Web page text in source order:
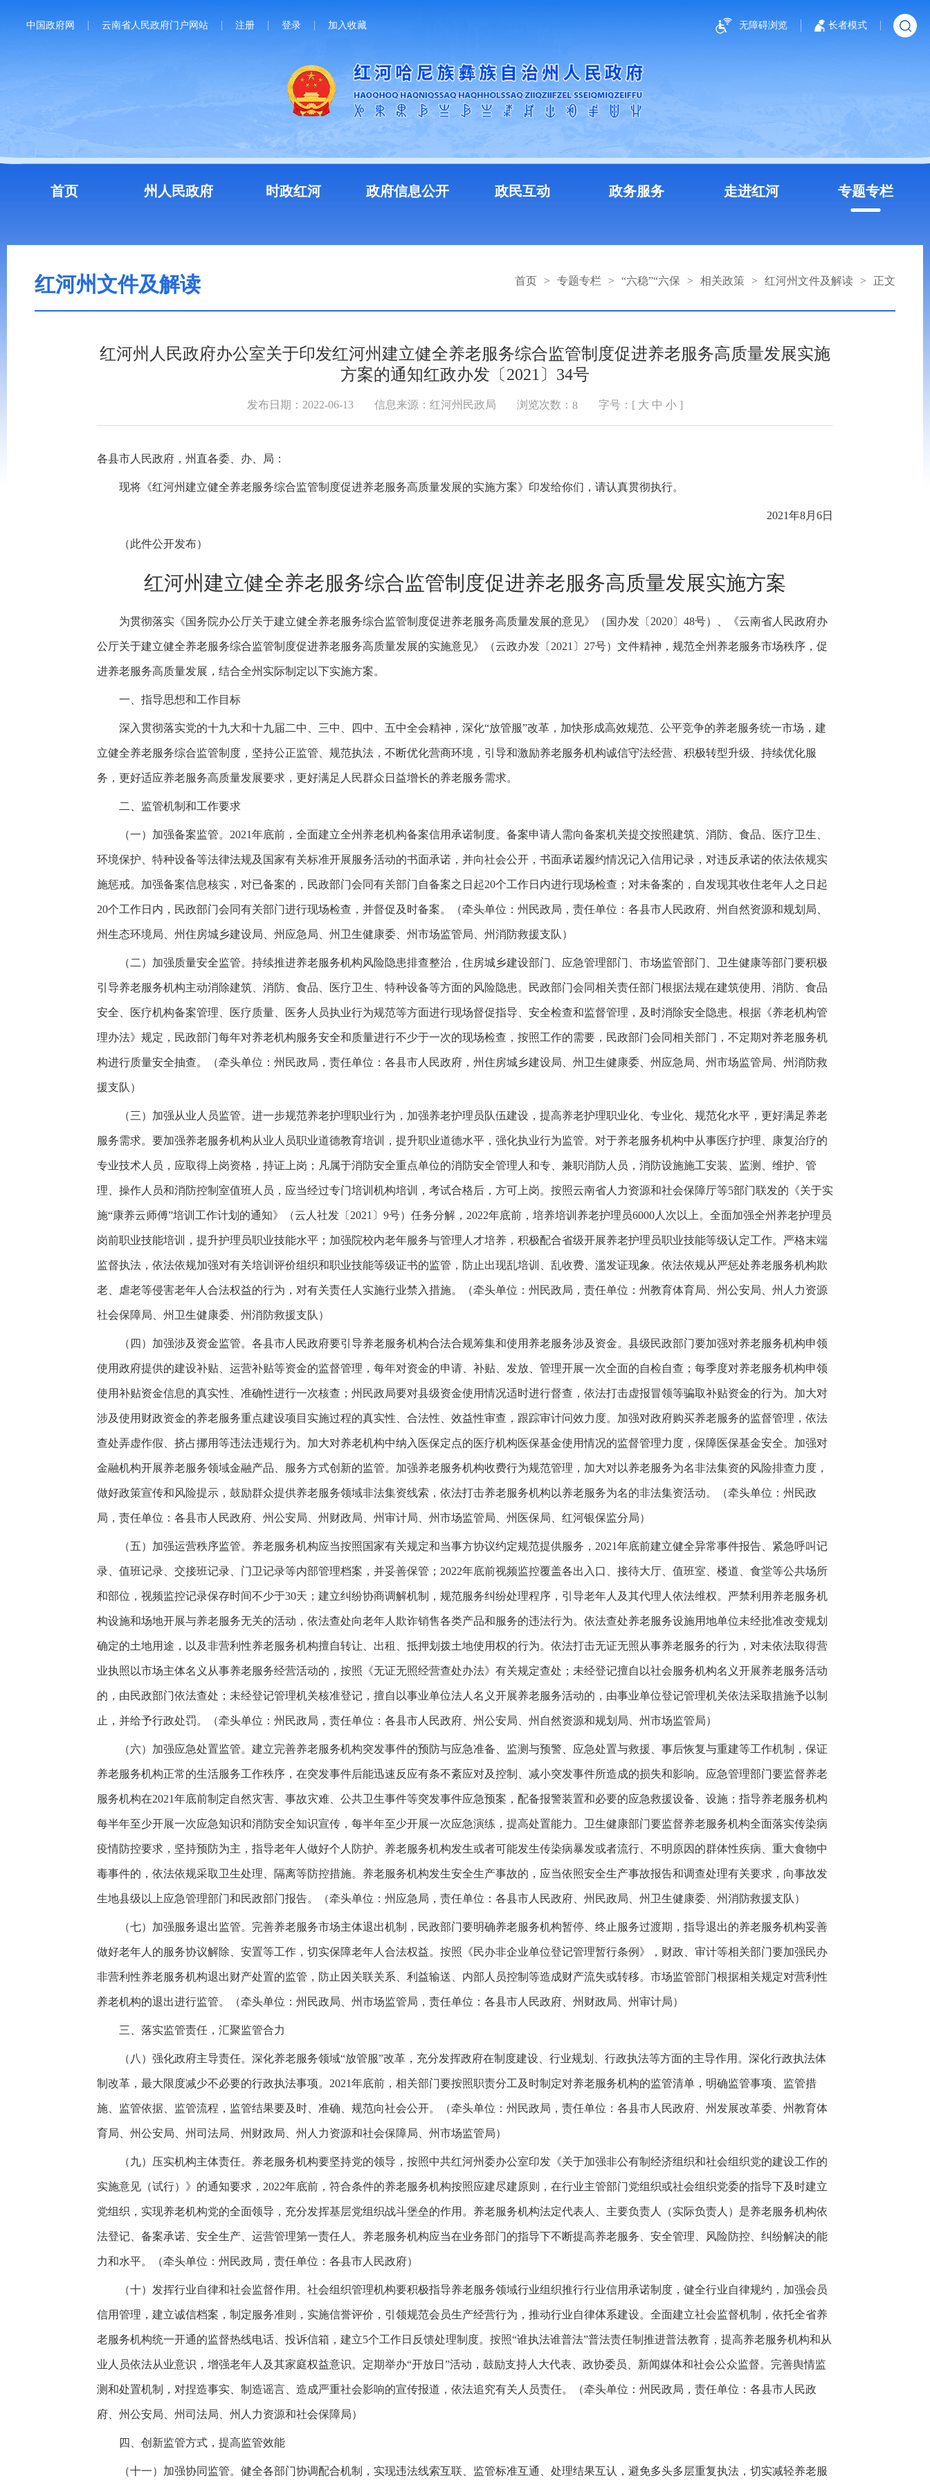
中国政府网 云南省人民政府门户网站 注册 登录 加入收藏 无障碍浏览 长者模式
首页 州人民政府 时政红河 政府信息公开 政民互动 政务服务 走进红河 专题专栏
红河州文件及解读 首页 > 专题专栏 > “六稳”“六保 > 相关政策 > 红河州文件及解读 > 正文
红河州人民政府办公室关于印发红河州建立健全养老服务综合监管制度促进养老服务高质量发展实施
方案的通知红政办发〔2021〕34号
发布日期：2022-06-13 信息来源：红河州民政局 浏览次数： 8 字号：[ 大 中 小 ]
各县市人民政府，州直各委、办、局：
现将《红河州建立健全养老服务综合监管制度促进养老服务高质量发展的实施方案》印发给你们，请认真贯彻执行。
2021年8月6日
（此件公开发布）
红河州建立健全养老服务综合监管制度促进养老服务高质量发展实施方案
为贯彻落实《国务院办公厅关于建立健全养老服务综合监管制度促进养老服务高质量发展的意见》（国办发〔2020〕48号）、《云南省人民政府办
公厅关于建立健全养老服务综合监管制度促进养老服务高质量发展的实施意见》（云政办发〔2021〕27号）文件精神，规范全州养老服务市场秩序，促
进养老服务高质量发展，结合全州实际制定以下实施方案。
一、指导思想和工作目标
深入贯彻落实党的十九大和十九届二中、三中、四中、五中全会精神，深化“放管服”改革，加快形成高效规范、公平竞争的养老服务统一市场，建
立健全养老服务综合监管制度，坚持公正监管、规范执法，不断优化营商环境，引导和激励养老服务机构诚信守法经营、积极转型升级、持续优化服
务，更好适应养老服务高质量发展要求，更好满足人民群众日益增长的养老服务需求。
二、监管机制和工作要求
（一）加强备案监管。2021年底前，全面建立全州养老机构备案信用承诺制度。备案申请人需向备案机关提交按照建筑、消防、食品、医疗卫生、
环境保护、特种设备等法律法规及国家有关标准开展服务活动的书面承诺，并向社会公开，书面承诺履约情况记入信用记录，对违反承诺的依法依规实
施惩戒。加强备案信息核实，对已备案的，民政部门会同有关部门自备案之日起20个工作日内进行现场检查；对未备案的，自发现其收住老年人之日起
20个工作日内，民政部门会同有关部门进行现场检查，并督促及时备案。（牵头单位：州民政局，责任单位：各县市人民政府、州自然资源和规划局、
州生态环境局、州住房城乡建设局、州应急局、州卫生健康委、州市场监管局、州消防救援支队）
（二）加强质量安全监管。持续推进养老服务机构风险隐患排查整治，住房城乡建设部门、应急管理部门、市场监管部门、卫生健康等部门要积极
引导养老服务机构主动消除建筑、消防、食品、医疗卫生、特种设备等方面的风险隐患。民政部门会同相关责任部门根据法规在建筑使用、消防、食品
安全、医疗机构备案管理、医疗质量、医务人员执业行为规范等方面进行现场督促指导、安全检查和监督管理，及时消除安全隐患。根据《养老机构管
理办法》规定，民政部门每年对养老机构服务安全和质量进行不少于一次的现场检查，按照工作的需要，民政部门会同相关部门，不定期对养老服务机
构进行质量安全抽查。（牵头单位：州民政局，责任单位：各县市人民政府，州住房城乡建设局、州卫生健康委、州应急局、州市场监管局、州消防救
援支队）
（三）加强从业人员监管。进一步规范养老护理职业行为，加强养老护理员队伍建设，提高养老护理职业化、专业化、规范化水平，更好满足养老
服务需求。要加强养老服务机构从业人员职业道德教育培训，提升职业道德水平，强化执业行为监管。对于养老服务机构中从事医疗护理、康复治疗的
专业技术人员，应取得上岗资格，持证上岗；凡属于消防安全重点单位的消防安全管理人和专、兼职消防人员，消防设施施工安装、监测、维护、管
理、操作人员和消防控制室值班人员，应当经过专门培训机构培训，考试合格后，方可上岗。按照云南省人力资源和社会保障厅等5部门联发的《关于实
施“康养云师傅”培训工作计划的通知》（云人社发〔2021〕9号）任务分解，2022年底前，培养培训养老护理员6000人次以上。全面加强全州养老护理员
岗前职业技能培训，提升护理员职业技能水平；加强院校内老年服务与管理人才培养，积极配合省级开展养老护理员职业技能等级认定工作。严格末端
监督执法，依法依规加强对有关培训评价组织和职业技能等级证书的监管，防止出现乱培训、乱收费、滥发证现象。依法依规从严惩处养老服务机构欺
老、虐老等侵害老年人合法权益的行为，对有关责任人实施行业禁入措施。（牵头单位：州民政局，责任单位：州教育体育局、州公安局、州人力资源
社会保障局、州卫生健康委、州消防救援支队）
（四）加强涉及资金监管。各县市人民政府要引导养老服务机构合法合规筹集和使用养老服务涉及资金。县级民政部门要加强对养老服务机构申领
使用政府提供的建设补贴、运营补贴等资金的监督管理，每年对资金的申请、补贴、发放、管理开展一次全面的自检自查；每季度对养老服务机构申领
使用补贴资金信息的真实性、准确性进行一次核查；州民政局要对县级资金使用情况适时进行督查，依法打击虚报冒领等骗取补贴资金的行为。加大对
涉及使用财政资金的养老服务重点建设项目实施过程的真实性、合法性、效益性审查，跟踪审计问效力度。加强对政府购买养老服务的监督管理，依法
查处弄虚作假、挤占挪用等违法违规行为。加大对养老机构中纳入医保定点的医疗机构医保基金使用情况的监督管理力度，保障医保基金安全。加强对
金融机构开展养老服务领域金融产品、服务方式创新的监管。加强养老服务机构收费行为规范管理，加大对以养老服务为名非法集资的风险排查力度，
做好政策宣传和风险提示，鼓励群众提供养老服务领域非法集资线索，依法打击养老服务机构以养老服务为名的非法集资活动。（牵头单位：州民政
局，责任单位：各县市人民政府、州公安局、州财政局、州审计局、州市场监管局、州医保局、红河银保监分局）
（五）加强运营秩序监管。养老服务机构应当按照国家有关规定和当事方协议约定规范提供服务，2021年底前建立健全异常事件报告、紧急呼叫记
录、值班记录、交接班记录、门卫记录等内部管理档案，并妥善保管；2022年底前视频监控覆盖各出入口、接待大厅、值班室、楼道、食堂等公共场所
和部位，视频监控记录保存时间不少于30天；建立纠纷协商调解机制，规范服务纠纷处理程序，引导老年人及其代理人依法维权。严禁利用养老服务机
构设施和场地开展与养老服务无关的活动，依法查处向老年人欺诈销售各类产品和服务的违法行为。依法查处养老服务设施用地单位未经批准改变规划
确定的土地用途，以及非营利性养老服务机构擅自转让、出租、抵押划拨土地使用权的行为。依法打击无证无照从事养老服务的行为，对未依法取得营
业执照以市场主体名义从事养老服务经营活动的，按照《无证无照经营查处办法》有关规定查处；未经登记擅自以社会服务机构名义开展养老服务活动
的，由民政部门依法查处；未经登记管理机关核准登记，擅自以事业单位法人名义开展养老服务活动的，由事业单位登记管理机关依法采取措施予以制
止，并给予行政处罚。（牵头单位：州民政局，责任单位：各县市人民政府、州公安局、州自然资源和规划局、州市场监管局）
（六）加强应急处置监管。建立完善养老服务机构突发事件的预防与应急准备、监测与预警、应急处置与救援、事后恢复与重建等工作机制，保证
养老服务机构正常的生活服务工作秩序，在突发事件后能迅速反应有条不紊应对及控制、减小突发事件所造成的损失和影响。应急管理部门要监督养老
服务机构在2021年底前制定自然灾害、事故灾难、公共卫生事件等突发事件应急预案，配备报警装置和必要的应急救援设备、设施；指导养老服务机构
每半年至少开展一次应急知识和消防安全知识宣传，每半年至少开展一次应急演练，提高处置能力。卫生健康部门要监督养老服务机构全面落实传染病
疫情防控要求，坚持预防为主，指导老年人做好个人防护。养老服务机构发生或者可能发生传染病暴发或者流行、不明原因的群体性疾病、重大食物中
毒事件的，依法依规采取卫生处理、隔离等防控措施。养老服务机构发生安全生产事故的，应当依照安全生产事故报告和调查处理有关要求，向事故发
生地县级以上应急管理部门和民政部门报告。（牵头单位：州应急局，责任单位：各县市人民政府、州民政局、州卫生健康委、州消防救援支队）
（七）加强服务退出监管。完善养老服务市场主体退出机制，民政部门要明确养老服务机构暂停、终止服务过渡期，指导退出的养老服务机构妥善
做好老年人的服务协议解除、安置等工作，切实保障老年人合法权益。按照《民办非企业单位登记管理暂行条例》，财政、审计等相关部门要加强民办
非营利性养老服务机构退出财产处置的监管，防止因关联关系、利益输送、内部人员控制等造成财产流失或转移。市场监管部门根据相关规定对营利性
养老机构的退出进行监管。（牵头单位：州民政局、州市场监管局，责任单位：各县市人民政府、州财政局、州审计局）
三、落实监管责任，汇聚监管合力
（八）强化政府主导责任。深化养老服务领域“放管服”改革，充分发挥政府在制度建设、行业规划、行政执法等方面的主导作用。深化行政执法体
制改革，最大限度减少不必要的行政执法事项。2021年底前，相关部门要按照职责分工及时制定对养老服务机构的监管清单，明确监管事项、监管措
施、监管依据、监管流程，监管结果要及时、准确、规范向社会公开。（牵头单位：州民政局，责任单位：各县市人民政府、州发展改革委、州教育体
育局、州公安局、州司法局、州财政局、州人力资源和社会保障局、州市场监管局）
（九）压实机构主体责任。养老服务机构要坚持党的领导，按照中共红河州委办公室印发《关于加强非公有制经济组织和社会组织党的建设工作的
实施意见（试行）》的通知要求，2022年底前，符合条件的养老服务机构按照应建尽建原则，在行业主管部门党组织或社会组织党委的指导下及时建立
党组织，实现养老机构党的全面领导，充分发挥基层党组织战斗堡垒的作用。养老服务机构法定代表人、主要负责人（实际负责人）是养老服务机构依
法登记、备案承诺、安全生产、运营管理第一责任人。养老服务机构应当在业务部门的指导下不断提高养老服务、安全管理、风险防控、纠纷解决的能
力和水平。（牵头单位：州民政局，责任单位：各县市人民政府）
（十）发挥行业自律和社会监督作用。社会组织管理机构要积极指导养老服务领域行业组织推行行业信用承诺制度，健全行业自律规约，加强会员
信用管理，建立诚信档案，制定服务准则，实施信誉评价，引领规范会员生产经营行为，推动行业自律体系建设。全面建立社会监督机制，依托全省养
老服务机构统一开通的监督热线电话、投诉信箱，建立5个工作日反馈处理制度。按照“谁执法谁普法”普法责任制推进普法教育，提高养老服务机构和从
业人员依法从业意识，增强老年人及其家庭权益意识。定期举办“开放日”活动，鼓励支持人大代表、政协委员、新闻媒体和社会公众监督。完善舆情监
测和处置机制，对捏造事实、制造谣言、造成严重社会影响的宣传报道，依法追究有关人员责任。（牵头单位：州民政局，责任单位：各县市人民政
府、州公安局、州司法局、州人力资源和社会保障局）
四、创新监管方式，提高监管效能
（十一）加强协同监管。健全各部门协调配合机制，实现违法线索互联、监管标准互通、处理结果互认，避免多头多层重复执法，切实减轻养老服